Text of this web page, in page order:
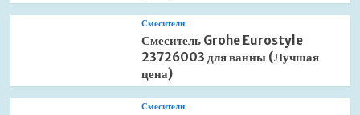
Смесители
Смеситель Grohe Eurostyle
23726003 для ванны (Лучшая
цена)
Смесители